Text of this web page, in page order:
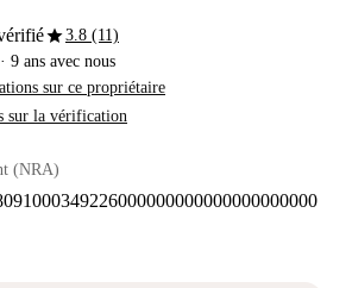
star3.8 (11)
· 9 ans avec nous
sur ce propriétaire
sur la vérification
(NRA)